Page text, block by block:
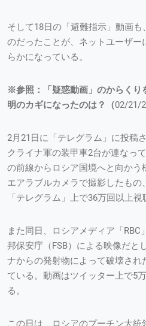
そして18日の「避難指示」動画
のだったことが、ネットユーザー
らかになっている。
※参照：「疑惑動画」のからくり
明のカギになったのは？（02/21/
2月21日に「テレグラム」に投稿
クライナ軍の装甲車2台が連なっ
の前線からロシア国境へと向かう
エアラブルカメラで撮影したも
「テレグラム」上で36万回以上視
また同日、ロシアメディア「
邦保安庁（FSB）による映像だと
ナからの発射物によって破壊され
ている。動画はツイッター上で5
る。
この日は、ロシアのプーチン大